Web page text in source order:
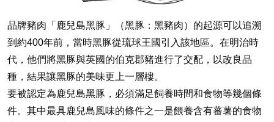
品牌豬肉「鹿兒島黑豚」（黑豚：黑豬肉）的起源可以追溯
到約400年前，當時黑豚從琉球王國引入該地區。在明治時
代，他們將黑豚與英國的伯克郡豬進行了交配，以改良品
種，結果讓黑豚的美味更上一層樓。
要被認定為鹿兒島黑豚，必須滿足飼養時間和食物等幾個條
件。其中最具鹿兒島風味的條件之一是餵養含有蕃薯的食物